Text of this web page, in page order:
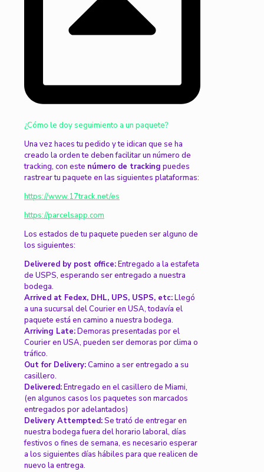
¿Cómo le doy seguimiento a un paquete?
Una vez haces tu pedido y te idican que se ha
creado la orden te deben facilitar un número de
tracking, con este número de tracking puedes
rastrear tu paquete en las siguientes plataformas:
https://www.17track.net/es
https://parcelsapp.com
Los estados de tu paquete pueden ser alguno de
los siguientes:
Delivered by post office:Entregado a la estafeta
de USPS, esperando ser entregado a nuestra
bodega.
Arrived at Fedex, DHL, UPS, USPS, etc:Llegó
a una sucursal del Courier en USA, todavía el
paquete está en camino a nuestra bodega.
Arriving Late:Demoras presentadas por el
Courier en USA, pueden ser demoras por clima o
tráfico.
Out for Delivery:Camino a ser entregado a su
casillero.
Delivered:Entregado en el casillero de Miami,
(en algunos casos los paquetes son marcados
entregados por adelantados)
Delivery Attempted:Se trató de entregar en
nuestra bodega fuera del horario laboral, días
festivos o fines de semana, es necesario esperar
a los siguientes días hábiles para que realicen de
nuevo la entrega.